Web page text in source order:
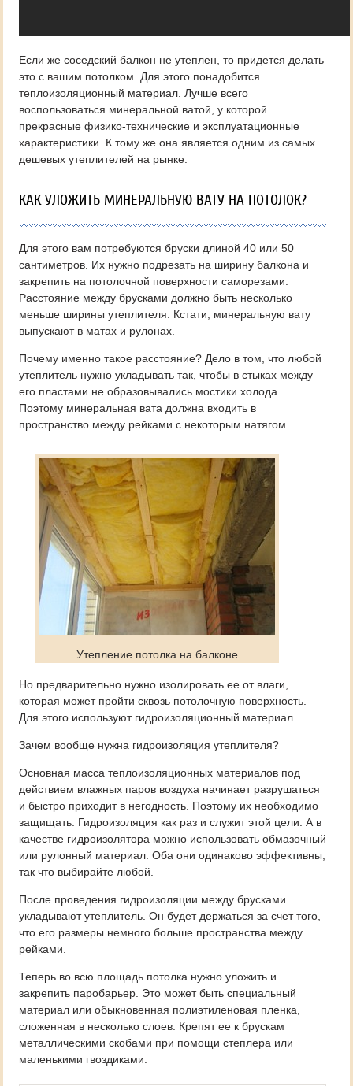
Если же соседский балкон не утеплен, то придется делать
это с вашим потолком. Для этого понадобится
теплоизоляционный материал. Лучше всего
воспользоваться минеральной ватой, у которой
прекрасные физико-технические и эксплуатационные
характеристики. К тому же она является одним из самых
дешевых утеплителей на рынке.
КАК УЛОЖИТЬ МИНЕРАЛЬНУЮ ВАТУ НА ПОТОЛОК?
Для этого вам потребуются бруски длиной 40 или 50
сантиметров. Их нужно подрезать на ширину балкона и
закрепить на потолочной поверхности саморезами.
Расстояние между брусками должно быть несколько
меньше ширины утеплителя. Кстати, минеральную вату
выпускают в матах и рулонах.
Почему именно такое расстояние? Дело в том, что любой
утеплитель нужно укладывать так, чтобы в стыках между
его пластами не образовывались мостики холода.
Поэтому минеральная вата должна входить в
пространство между рейками с некоторым натягом.
Утепление потолка на балконе
Но предварительно нужно изолировать ее от влаги,
которая может пройти сквозь потолочную поверхность.
Для этого используют гидроизоляционный материал.
Зачем вообще нужна гидроизоляция утеплителя?
Основная масса теплоизоляционных материалов под
действием влажных паров воздуха начинает разрушаться
и быстро приходит в негодность. Поэтому их необходимо
защищать. Гидроизоляция как раз и служит этой цели. А в
качестве гидроизолятора можно использовать обмазочный
или рулонный материал. Оба они одинаково эффективны,
так что выбирайте любой.
После проведения гидроизоляции между брусками
укладывают утеплитель. Он будет держаться за счет того,
что его размеры немного больше пространства между
рейками.
Теперь во всю площадь потолка нужно уложить и
закрепить паробарьер. Это может быть специальный
материал или обыкновенная полиэтиленовая пленка,
сложенная в несколько слоев. Крепят ее к брускам
металлическими скобами при помощи степлера или
маленькими гвоздиками.